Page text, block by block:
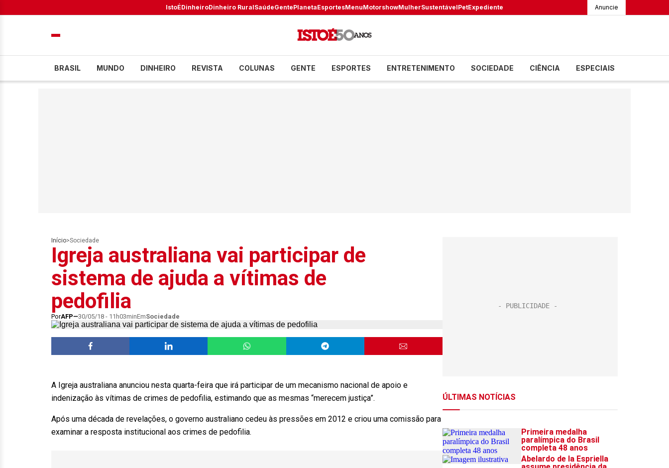
IstoÉDinheiroDinheiro RuralSaúdeGentePlanetaEsportesMenuMotorshowMulherSustentávelPetExpediente Anuncie
BRASIL MUNDO DINHEIRO REVISTA COLUNAS GENTE ESPORTES ENTRETENIMENTO SOCIEDADE CIÊNCIA ESPECIAIS
Início>Sociedade
Igreja australiana vai participar de
sistema de ajuda a vítimas de
pedofilia
PorAFP 30/05/18 - 11h03minEmSociedade
A Igreja australiana anunciou nesta quarta-feira que irá participar de um mecanismo nacional de apoio e
indenização às vítimas de crimes de pedofilia, estimando que as mesmas “merecem justiça”.
Após uma década de revelações, o governo australiano cedeu às pressões em 2012 e criou uma comissão para
examinar a resposta institucional aos crimes de pedofilia.